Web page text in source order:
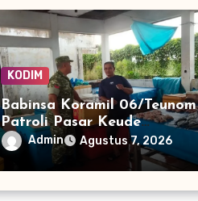
KODIM
Babinsa Koramil 06/Teunom
Patroli Pasar Keude
Teunom, Jaga Keamanan
dan Kenyamanan Aktivitas
Warga
Admin Agustus 7, 2026